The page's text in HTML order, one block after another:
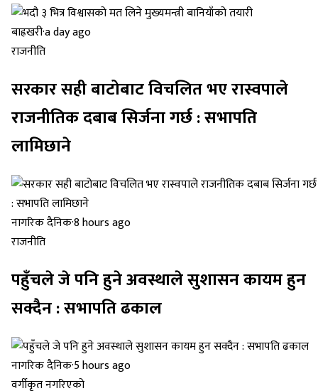
बाह्रखरी·a day ago
राजनीति
सरकार सही बाटोबाट विचलित भए रास्वपाले
राजनीतिक दबाब सिर्जना गर्छ : सभापति
लामिछाने
नागरिक दैनिक·8 hours ago
राजनीति
पहुँचले जे पनि हुने अवस्थाले सुशासन कायम हुन
सक्दैन : सभापति ढकाल
नागरिक दैनिक·5 hours ago
वर्गीकृत नगरिएको